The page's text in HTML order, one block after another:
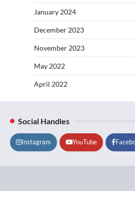
January 2024
December 2023
November 2023
May 2022
April 2022
Social Handles
Instagram YouTube